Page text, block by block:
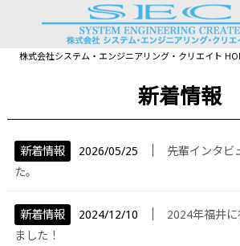
株式会社システム・エンジニアリング・クリエイト
新着情報
新着情報 2026/05/25
先輩インタビ
た。
新着情報 2024/12/10
2024年福井
ました！